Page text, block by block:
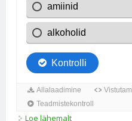
Loe lähemalt